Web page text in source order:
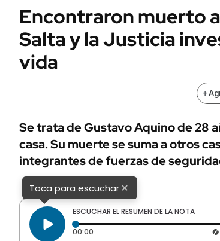
Campo
FINANZAS
Dólar
Sustentabilidad
Seguros
URUGUAY
Encontraron muerto
Salta y la Justicia
vida
+
Se trata de Gustavo Aquino de 28
casa. Su muerte se suma a otros
integrantes de fuerzas de
Toca para escuchar×
ESCUCHAR EL RESUMEN DE LA NOTA
00:00 Tiempo transcurrido: 0 segundos